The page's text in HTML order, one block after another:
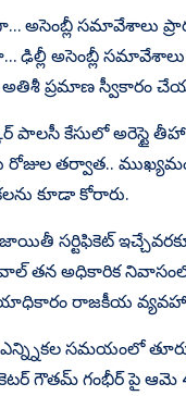
అసెంబ్లీ సమావేశాలు
ఢిల్లీ అసెంబ్లీ
అతిశీ ప్రమాణ స్వీకారం
పాలసీ కేసులో అరెస్టై
రోజుల తర్వాత..
కూడా కోరారు.
సర్టిఫికెట్
తన అధికారిక
రాజకీయ
సమయంలో
గౌతమ్ గంభీర్ పై ఆమె